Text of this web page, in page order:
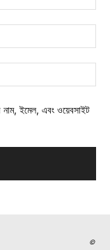
ইমেল, এবং ওয়েবসাইট
©